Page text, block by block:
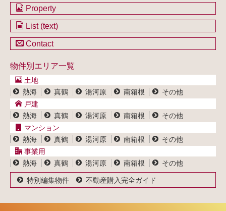
会社のご案内
不動産を購入したい方
不動産を売却したい方
不動産買取システム
Property
土地一覧
戸建一覧
マンション一覧
事業用物件一覧
List (text)
土地一覧
マンション一覧
事業用物件一覧
Contact
ブログ
プライバシーポリシー
サイトポリシー
物件別エリア一覧
土地
熱海
真鶴 湯河原 南箱根
その他
戸建
熱海
真鶴 湯河原 南箱根
その他
マンション
熱海
真鶴 湯河原 南箱根
その他
事業用
熱海
真鶴 湯河原 南箱根 その他
特別編集物件 不動産購入完全ガイド